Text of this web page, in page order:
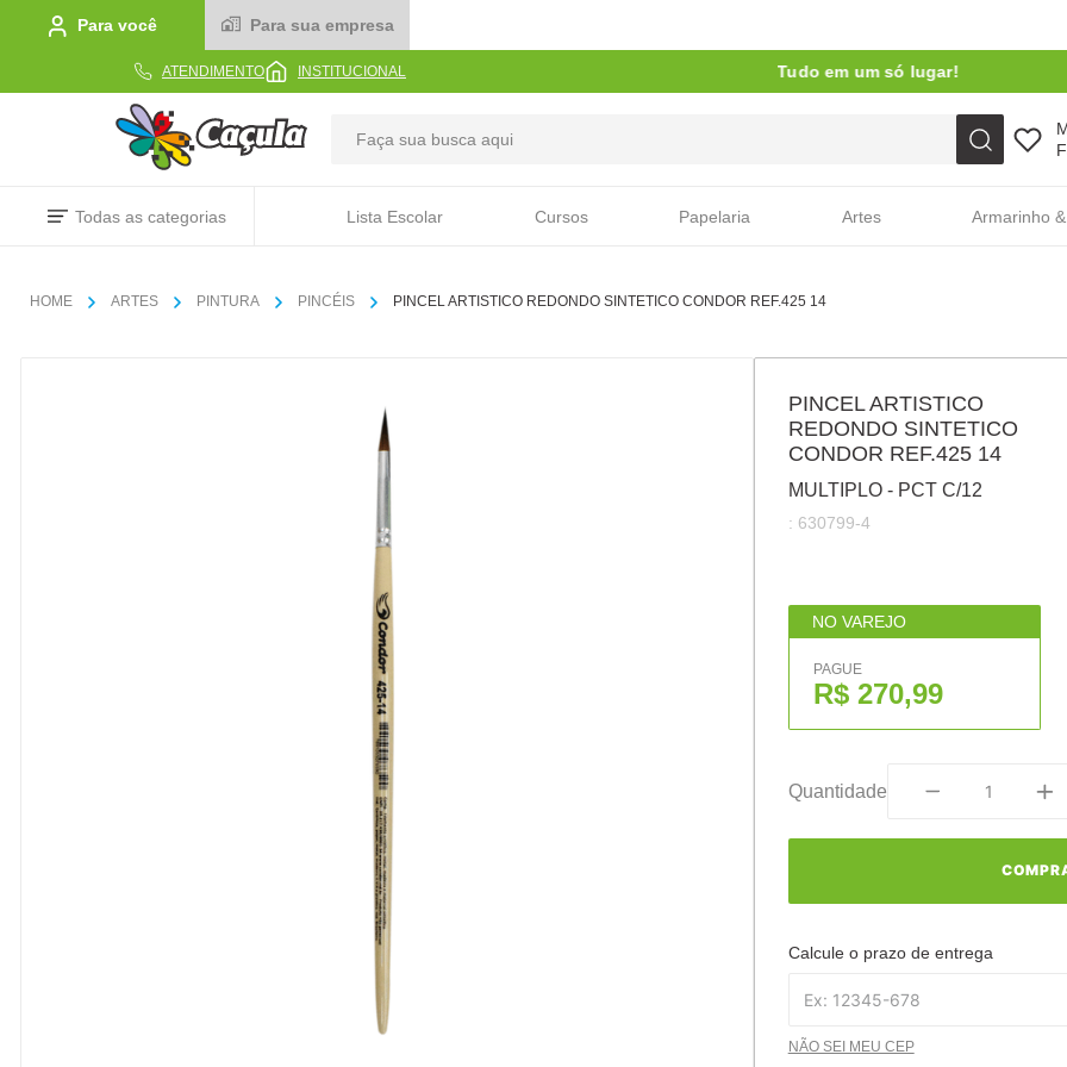
Para você Para sua empresa
ATENDIMENTO INSTITUCIONAL Tudo em um só lugar!
Todas as categorias Lista Escolar Cursos Papelaria Artes Armarinho
ARTES PINTURA PINCÉIS PINCEL ARTISTICO REDONDO SINTETICO CONDOR REF.425 14
PINCEL ARTISTICO
REDONDO SINTETICO
CONDOR REF.425 14
MULTIPLO - PCT C/12
: 630799-4
NO VAREJO
PAGUE
R$ 270,99
Quantidade
Calcule o prazo de entrega
NÃO SEI MEU CEP
TERMOS MAIS BUSCADOS